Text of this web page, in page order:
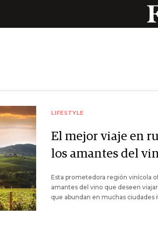
LIFESTYLE
El mejor viaje en
los amantes del
Esta prometedora región vinícola
amantes del vino que deseen
que abundan en muchas ciudades